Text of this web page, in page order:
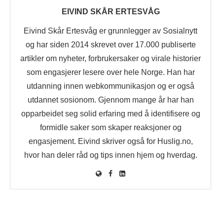
EIVIND SKÅR ERTESVÅG
Eivind Skår Ertesvåg er grunnlegger av Sosialnytt
og har siden 2014 skrevet over 17.000 publiserte
artikler om nyheter, forbrukersaker og virale historier
som engasjerer lesere over hele Norge. Han har
utdanning innen webkommunikasjon og er også
utdannet sosionom. Gjennom mange år har han
opparbeidet seg solid erfaring med å identifisere og
formidle saker som skaper reaksjoner og
engasjement. Eivind skriver også for Huslig.no,
hvor han deler råd og tips innen hjem og hverdag.